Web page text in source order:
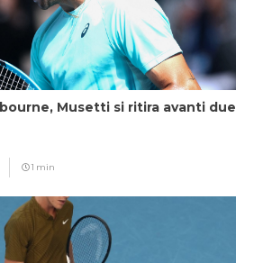
Musetti si ritira avanti due
1 min